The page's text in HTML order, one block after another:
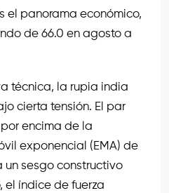
el panorama económico,
de 66.0 en agosto a
técnica, la rupia india
cierta tensión. El par
encima de la
exponencial (EMA) de
un sesgo constructivo
el índice de fuerza